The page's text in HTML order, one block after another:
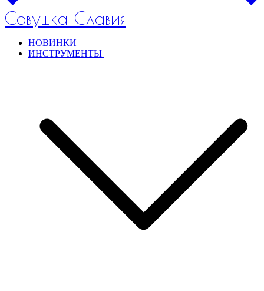
Совушка Славия
НОВИНКИ
ИНСТРУМЕНТЫ